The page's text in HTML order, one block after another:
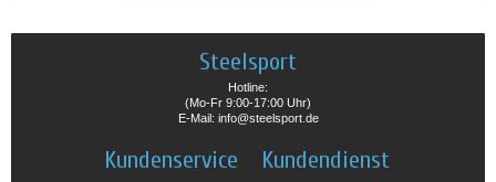
Steelsport
Hotline:
(Mo-Fr 9:00-17:00 Uhr)
E-Mail: info@steelsport.de
Kundenservice Kundendienst